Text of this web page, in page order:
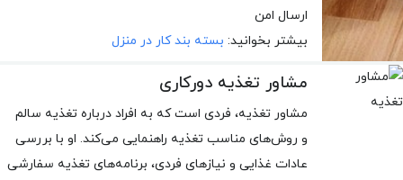
ارسال امن
بیشتر بخوانید: بسته بند کار در منزل
مشاور تغذیه دورکاری
مشاور تغذیه، فردی است که به افراد درباره تغذیه سالم
و روش‌های مناسب تغذیه راهنمایی می‌کند. او با بررسی
عادات غذایی و نیازهای فردی، برنامه‌های تغذیه سفارشی